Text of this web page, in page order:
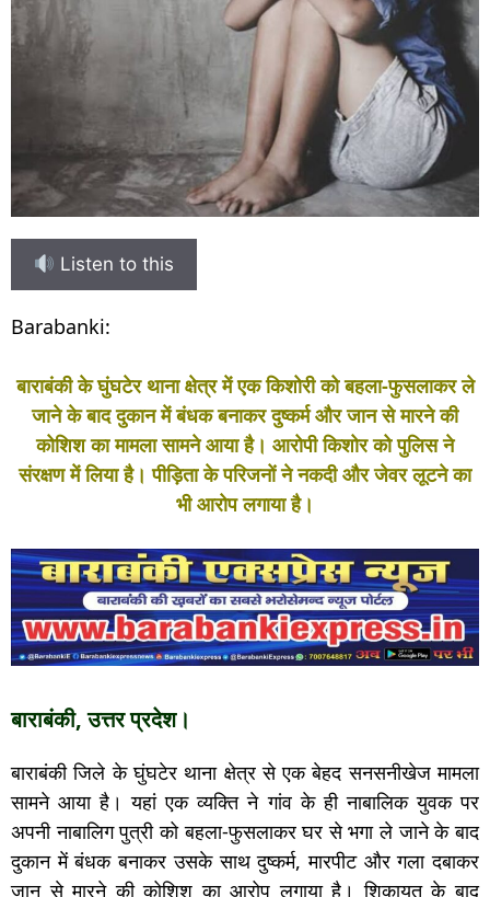
Listen to this
Barabanki:
बाराबंकी के घुंघटेर थाना क्षेत्र में एक किशोरी को बहला-फुसलाकर ले
जाने के बाद दुकान में बंधक बनाकर दुष्कर्म और जान से मारने की
कोशिश का मामला सामने आया है। आरोपी किशोर को पुलिस ने
संरक्षण में लिया है। पीड़िता के परिजनों ने नकदी और जेवर लूटने का
भी आरोप लगाया है।
बाराबंकी, उत्तर प्रदेश।
बाराबंकी जिले के घुंघटेर थाना क्षेत्र से एक बेहद सनसनीखेज मामला
सामने आया है। यहां एक व्यक्ति ने गांव के ही नाबालिक युवक पर
अपनी नाबालिग पुत्री को बहला-फुसलाकर घर से भगा ले जाने के बाद
दुकान में बंधक बनाकर उसके साथ दुष्कर्म, मारपीट और गला दबाकर
जान से मारने की कोशिश का आरोप लगाया है। शिकायत के बाद